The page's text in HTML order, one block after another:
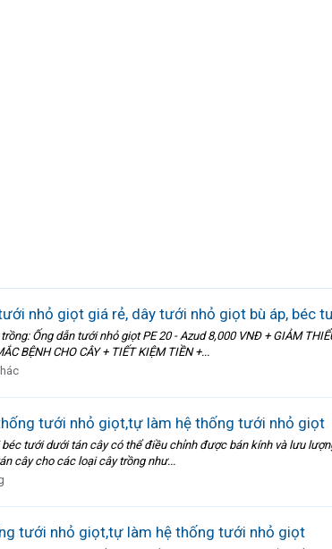
nhỏ giọt giá rẻ, dây tưới nhỏ giọt bù áp, béc
Ống dẫn tưới nhỏ giọt PE 20 - Azud 8,000 VNĐ + GIẢM
BỆNH CHO CÂY + TIẾT KIỆM TIỀN +...
tưới nhỏ giọt,tự làm hệ thống tưới nhỏ giọt
tưới dưới tán cây có thể điều chỉnh được bán kính và lưu
cây cho các loại cây trồng như...
tưới nhỏ giọt,tự làm hệ thống tưới nhỏ giọt